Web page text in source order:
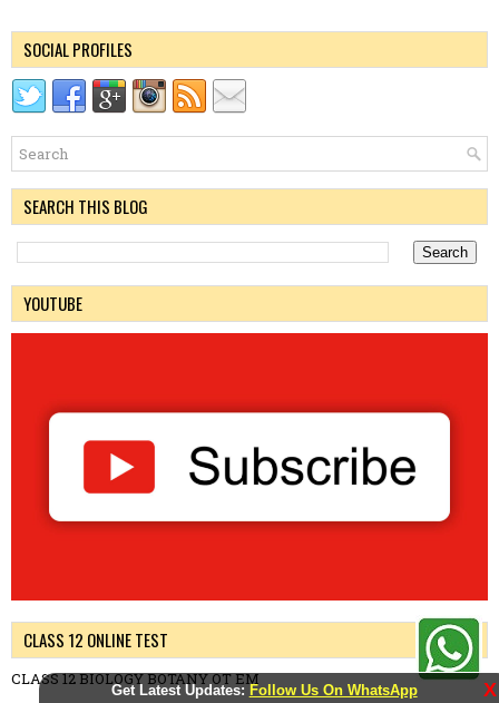
Get Latest Updates: Follow Us On WhatsApp X
SOCIAL PROFILES
SEARCH THIS BLOG
YOUTUBE
CLASS 12 ONLINE TEST
CLASS 12 BIOLOGY BOTANY OT EM